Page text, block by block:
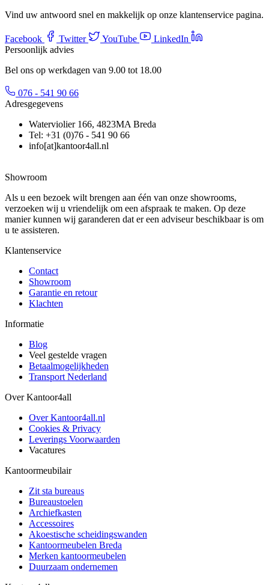
Vind uw antwoord snel en makkelijk op onze klantenservice pagina.
Facebook Twitter YouTube
LinkedIn
Persoonlijk advies
Bel ons op werkdagen van 9.00 tot 18.00
076 - 541 90 66
Adresgegevens
Waterviolier 166, 4823MA Breda
Tel: +31 (0)76 - 541 90 66
info[at]kantoor4all.nl
Showroom
Als u een bezoek wilt brengen aan één van onze showrooms,
verzoeken wij u vriendelijk om een afspraak te maken. Op deze
manier kunnen wij garanderen dat er een adviseur beschikbaar is om
u te assisteren.
Klantenservice
Contact
Showroom
Garantie en retour
Klachten
Informatie
Blog
Veel gestelde vragen
Betaalmogelijkheden
Transport Nederland
Over Kantoor4all
Over Kantoor4all.nl
Cookies & Privacy
Leverings Voorwaarden
Vacatures
Kantoormeubilair
Zit sta bureaus
Bureaustoelen
Archiefkasten
Accessoires
Akoestische scheidingswanden
Kantoormeubelen Breda
Merken kantoormeubelen
Duurzaam ondernemen